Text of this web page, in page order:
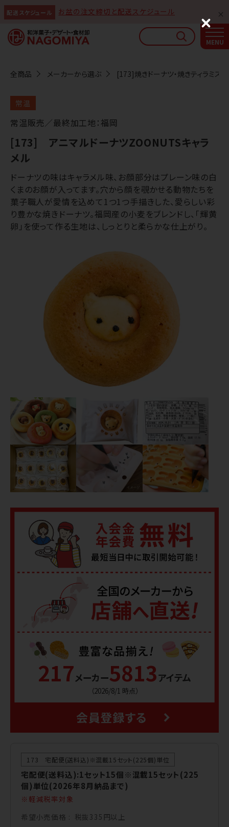
配送スケジュール お盆の注文締切と配送スケジュール
全商品 メーカーから選ぶ [173]焼きドーナツ・焼きティラミス
常温
常温販売／最終加工地：福岡
[173] アニマルドーナツZOONUTSキャラ
メル
ドーナツの味はキャラメル味、お顔部分はプレーン味の白
くまのお顔が入ってます。穴から顔を覗かせる動物たちを
菓子職人が愛情を込めて1つ1つ手描きした、愛らしい彩
り豊かな焼きドーナツ。福岡産の小麦をブレンドし、「輝黄
卵」を使って作る生地は、しっとりと柔らかな仕上がり。
217メーカー5813アイテム
（2026/8/1 時点）
173 宅配便(送料込)※混載15セット(225個)単位
宅配便(送料込):1セット15個※混載15セット(225
個)単位(2026年8月納品まで)
軽減税率対象
希望小売価格
税抜335円以上
なごみやAIガイド
AIがなごみやの使い方をお答えします
C
l
o